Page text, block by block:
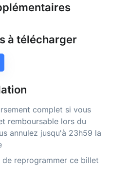
à télécharger
complet si vous
remboursable lors du
annulez jusqu'à 23h59 la
reprogrammer ce billet